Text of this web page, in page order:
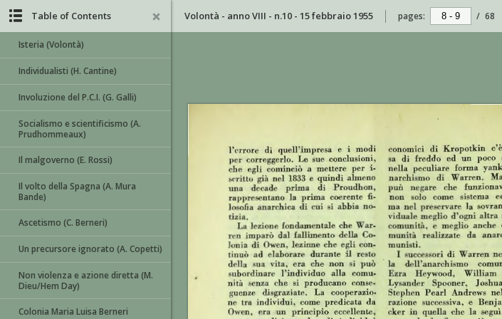
Volontà - anno VIII - n.10 - 15 febbraio 1955 pages: / 68
Table of Contents
Isteria (Volontà)
Individualisti (H. Cantine)
Involuzione del P.C.I. (G. Galli)
Socialismo e scientificismo (A.
Prudhommeaux)
Il malgoverno (E. Rossi)
Il volto della Spagna (A. Mura
Bande)
Ascetismo (C. Berneri)
Un precursore ignorato (A. Copetti)
Non violenza e azione diretta (M.
Dieu/Hem Day)
Colonia Maria Luisa Berneri